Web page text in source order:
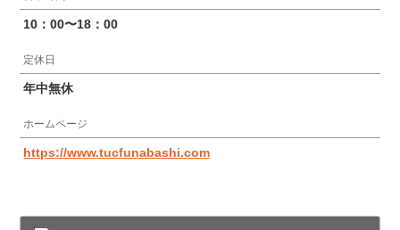
10：00〜18：00
定休日
年中無休
ホームページ
https://www.tucfunabashi.com